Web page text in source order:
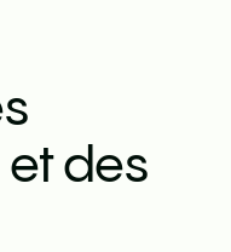
et des